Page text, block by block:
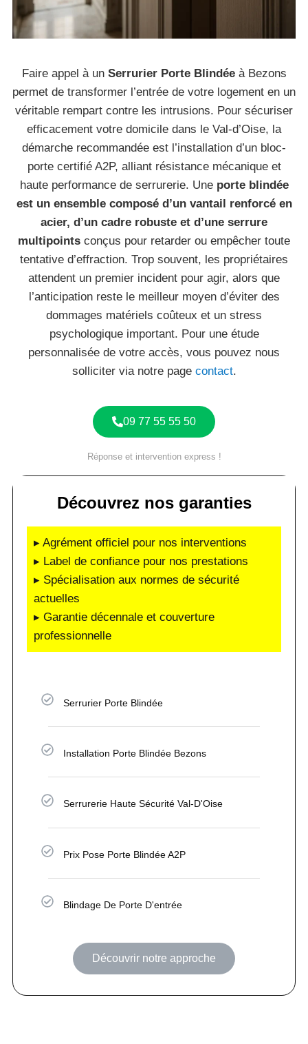
Faire appel à un Serrurier Porte Blindéeà Bezons
permet de transformer l’entrée de votre logement en un
véritable rempart contre les intrusions. Pour sécuriser
efficacement votre domicile dans le Val-d’Oise, la
démarche recommandée est l’installation d’un bloc-
porte certifié A2P, alliant résistance mécanique et
haute performance de serrurerie. Une porte blindée
est un ensemble composé d’un vantail renforcé en
acier, d’un cadre robuste et d’une serrure
multipoints conçus pour retarder ou empêcher toute
tentative d’effraction. Trop souvent, les propriétaires
attendent un premier incident pour agir, alors que
l’anticipation reste le meilleur moyen d’éviter des
dommages matériels coûteux et un stress
psychologique important. Pour une étude
personnalisée de votre accès, vous pouvez nous
solliciter via notre page contact.
09 77 55 55 50
Réponse et intervention express !
Découvrez nos garanties
▸ Agrément officiel pour nos interventions
▸ Label de confiance pour nos prestations
▸ Spécialisation aux normes de sécurité
actuelles
▸ Garantie décennale et couverture
professionnelle
Serrurier Porte Blindée
Installation Porte Blindée Bezons
Serrurerie Haute Sécurité Val-D'Oise
Prix Pose Porte Blindée A2P
Blindage De Porte D'entrée
Découvrir notre approche